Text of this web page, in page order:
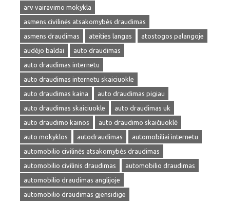
arv vairavimo mokykla
asmens civilinės atsakomybės draudimas
asmens draudimas
ateities langas
atostogos palangoje
audėjo baldai
auto draudimas
auto draudimas internetu
auto draudimas internetu skaiciuokle
auto draudimas kaina
auto draudimas pigiau
auto draudimas skaiciuokle
auto draudimas uk
auto draudimo kainos
auto draudimo skaičiuoklė
auto mokyklos
autodraudimas
automobiliai internetu
automobilio civilinės atsakomybės draudimas
automobilio civilinis draudimas
automobilio draudimas
automobilio draudimas anglijoje
automobilio draudimas gjensidige